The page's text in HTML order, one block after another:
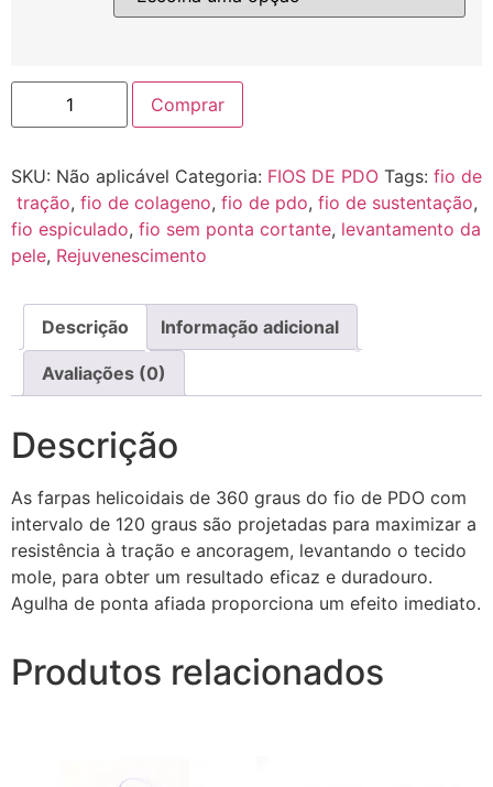
Comprar
SKU: Não aplicável Categoria: FIOS DE PDO Tags: fio de
tração, fio de colageno, fio de pdo, fio de sustentação,
fio espiculado, fio sem ponta cortante, levantamento da
pele, Rejuvenescimento
Descrição Informação adicional
Avaliações (0)
Descrição
As farpas helicoidais de 360 ​​graus do fio de PDO com
intervalo de 120 graus são projetadas para maximizar a
resistência à tração e ancoragem, levantando o tecido
mole, para obter um resultado eficaz e duradouro.
Agulha de ponta afiada proporciona um efeito imediato.
Produtos relacionados